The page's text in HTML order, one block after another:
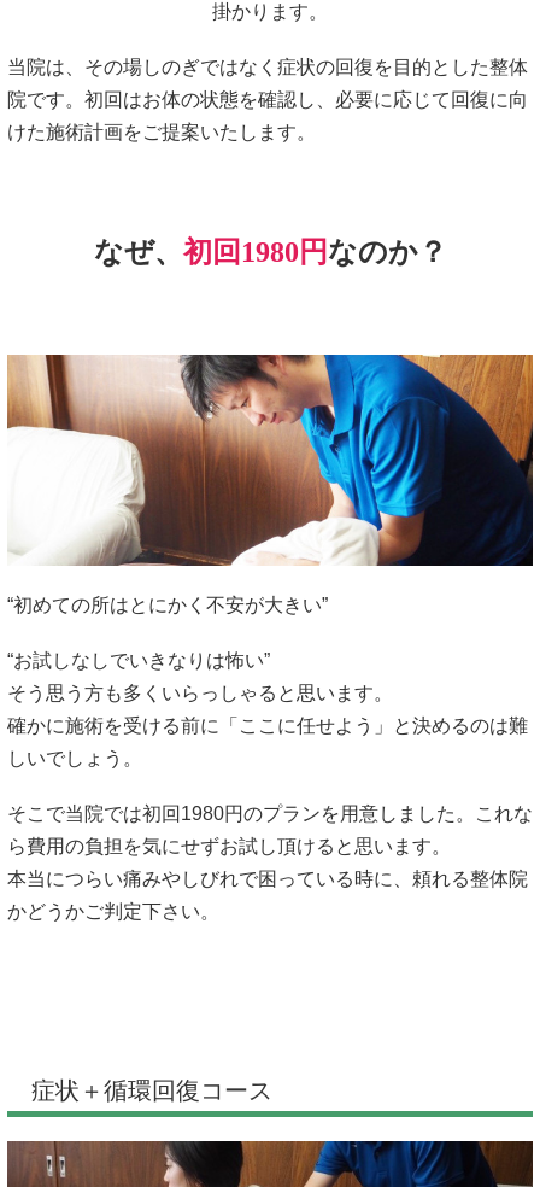
掛かります。
当院は、その場しのぎではなく症状の回復を目的とした整体
院です。初回はお体の状態を確認し、必要に応じて回復に向
けた施術計画をご提案いたします。
なぜ、 初回1980円なのか？
“初めての所はとにかく不安が大きい”
“お試しなしでいきなりは怖い”
そう思う方も多くいらっしゃると思います。
確かに施術を受ける前に「ここに任せよう」と決めるのは難
しいでしょう。
そこで当院では初回1980円のプランを用意しました。これな
ら費用の負担を気にせずお試し頂けると思います。
本当につらい痛みやしびれで困っている時に、頼れる整体院
かどうかご判定下さい。
症状＋循環回復コース